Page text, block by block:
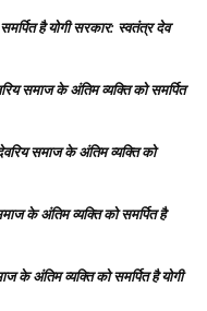
है योगी सरकार: स्वतंत्र देव
समाज के अंतिम व्यक्ति को समर्पित
समाज के अंतिम व्यक्ति को
के अंतिम व्यक्ति को समर्पित है
के अंतिम व्यक्ति को समर्पित है योगी